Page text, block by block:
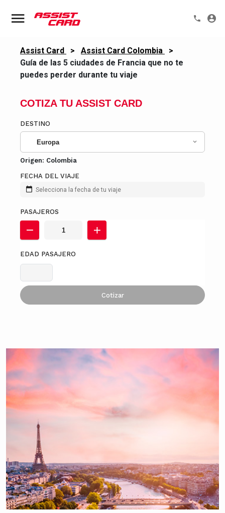
Assist Card > Assist Card Colombia
>
Guía de las 5 ciudades de Francia que no te
puedes perder durante tu viaje
COTIZA TU ASSIST CARD
DESTINO
Europa
Origen: Colombia
FECHA DEL VIAJE
Selecciona la fecha de tu viaje
PASAJEROS
EDAD PASAJERO
Cotizar